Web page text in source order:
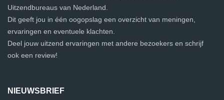
Uitzendbureaus van Nederland.
Dit geeft jou in één oogopslag een overzicht van meningen,
ervaringen en eventuele klachten.
Deel jouw uitzend ervaringen met andere bezoekers en schrijf
ook een review!
NIEUWSBRIEF